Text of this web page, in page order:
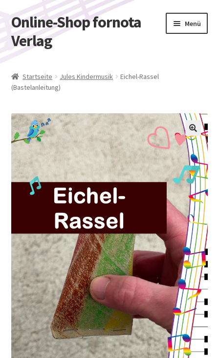
Zur
Navigation
springen
Zum
Inhalt
springen
Online-Shop fornota
Verlag
Menü
Warenkorb
Kasse
Mein Konto
Startseite Jules Kindermusik
Eichel-Rassel
(Bastelanleitung)
🔍